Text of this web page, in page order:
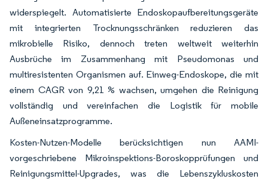
widerspiegelt. Automatisierte Endoskopaufbereitungsgeräte
mit integrierten Trocknungsschränken reduzieren das
mikrobielle Risiko, dennoch treten weltweit weiterhin
Ausbrüche im Zusammenhang mit Pseudomonas und
multiresistenten Organismen auf. Einweg-Endoskope, die mit
einem CAGR von 9,21 % wachsen, umgehen die Reinigung
vollständig und vereinfachen die Logistik für mobile
Außeneinsatzprogramme.
Kosten-Nutzen-Modelle berücksichtigen nun AAMI-
vorgeschriebene Mikroinspektions-Boroskopprüfungen und
Reinigungsmittel-Upgrades, was die Lebenszykluskosten